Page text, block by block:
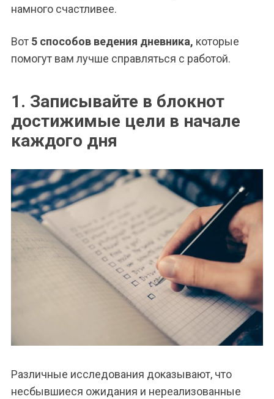
намного счастливее.
Вот 5 способов ведения дневника, которые
помогут вам лучше справляться с работой.
1. Записывайте в блокнот
достижимые цели в начале
каждого дня
Различные исследования доказывают, что
несбывшиеся ожидания и нереализованные